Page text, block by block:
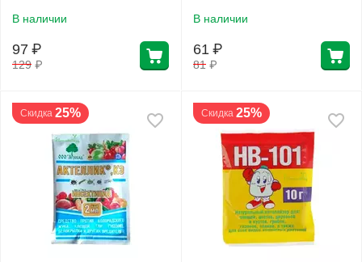
В наличии
129 ₽
97 ₽
В наличии
81 ₽
61 ₽
Скидка 25% Скидка 25%